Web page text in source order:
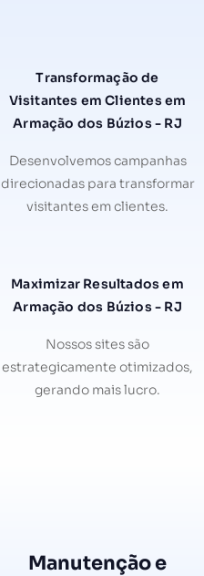
Transformação de
Visitantes em Clientes em
Armação dos Búzios - RJ
Desenvolvemos campanhas
direcionadas para transformar
visitantes em clientes.
Maximizar Resultados em
Armação dos Búzios - RJ
Nossos sites são
estrategicamente otimizados,
gerando mais lucro.
Manutenção e